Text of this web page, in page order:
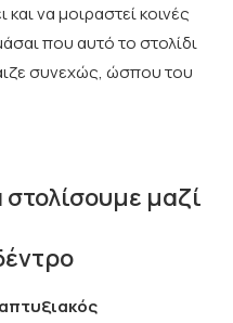
να μοιραστεί κοινές
που αυτό το στολίδι
συνεχώς, ώσπου του
μαζί